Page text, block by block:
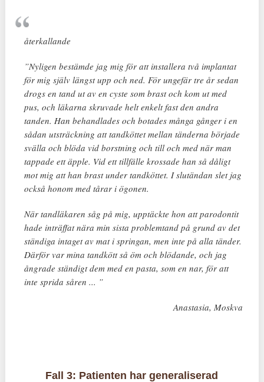
återkallande
”Nyligen bestämde jag mig för att installera två implantat
för mig själv längst upp och ned. För ungefär tre år sedan
drogs en tand ut av en cyste som brast och kom ut med
pus, och läkarna skruvade helt enkelt fast den andra
tanden. Han behandlades och botades många gånger i en
sådan utsträckning att tandköttet mellan tänderna började
svälla och blöda vid borstning och till och med när man
tappade ett äpple. Vid ett tillfälle krossade han så dåligt
mot mig att han brast under tandköttet. I slutändan slet jag
också honom med tårar i ögonen.
När tandläkaren såg på mig, upptäckte hon att parodontit
hade inträffat nära min sista problemtand på grund av det
ständiga intaget av mat i springan, men inte på alla tänder.
Därför var mina tandkött så öm och blödande, och jag
ångrade ständigt dem med en pasta, som en nar, för att
inte sprida såren ... ”
Anastasia, Moskva
Fall 3: Patienten har generaliserad